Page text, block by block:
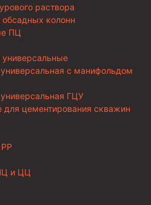
раствора
обсадных колонн
ПЦ
универсальные
с манифольдом
ГЦУ
цементирования скважин
и ЦЦ